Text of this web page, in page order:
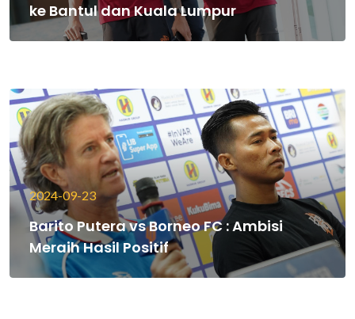
ke Bantul dan Kuala Lumpur
2024-09-23
Barito Putera vs Borneo FC : Ambisi
Meraih Hasil Positif